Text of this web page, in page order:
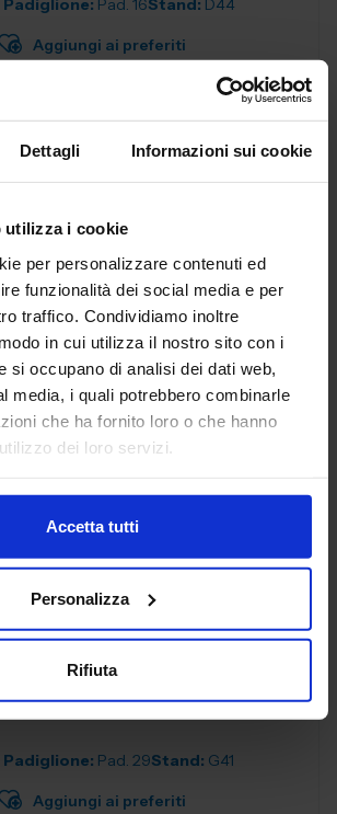
Dettagli Informazioni sui cookie
utilizza i cookie
per personalizzare contenuti ed
funzionalità dei social media e per
traffico. Condividiamo inoltre
in cui utilizza il nostro sito con i
si occupano di analisi dei dati web,
media, i quali potrebbero combinarle
che ha fornito loro o che hanno
dei loro servizi.
Accetta tutti
Personalizza
Rifiuta
Padiglione: Pad. 16Stand: D44
Aggiungi ai preferiti
MACCHINE UTENSILI
Umberto s.r.l. è leader mondiale
e costruzione di teste angolari di alta
Padiglione: Pad. 16Stand: A06
Aggiungi ai preferiti
Vai alla scheda
ALDO VALSECCHI SPA
LOGISTICA
Padiglione: Pad. 29Stand: G41
Aggiungi ai preferiti